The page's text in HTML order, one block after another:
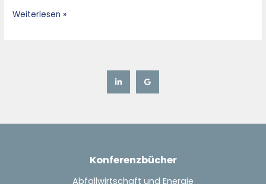
Weiterlesen »
Konferenzbücher
Abfallwirtschaft und Energie